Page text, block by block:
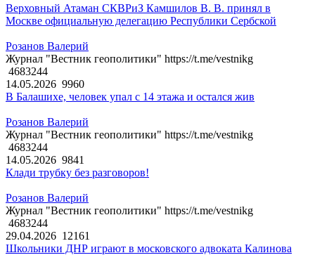
Верховный Атаман СКВРиЗ Камшилов В. В. принял в
Москве официальную делегацию Республики Сербской
Розанов Валерий
Журнал "Вестник геополитики" https://t.me/vestnikg
4683244
14.05.2026 9960
В Балашихе, человек упал с 14 этажа и остался жив
Розанов Валерий
Журнал "Вестник геополитики" https://t.me/vestnikg
4683244
14.05.2026 9841
Клади трубку без разговоров!
Розанов Валерий
Журнал "Вестник геополитики" https://t.me/vestnikg
4683244
29.04.2026 12161
Школьники ДНР играют в московского адвоката Калинова